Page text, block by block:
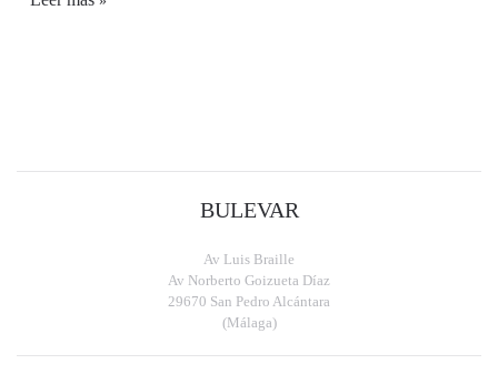
BULEVAR
Av Luis Braille
Av Norberto Goizueta Díaz
29670 San Pedro Alcántara
(Málaga)